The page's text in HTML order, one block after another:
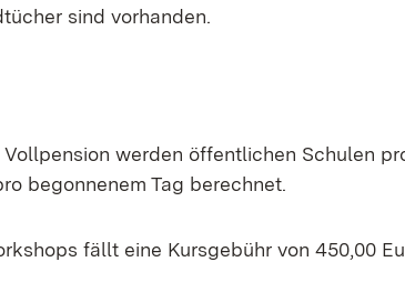
sind vorhanden.
werden öffentlichen Schulen
begonnenem Tag berechnet.
fällt eine Kursgebühr von 450,00